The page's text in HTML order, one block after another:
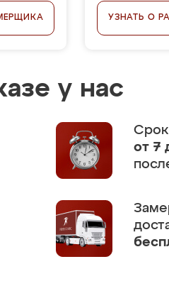
УЗНАТЬ О
у нас
от 7